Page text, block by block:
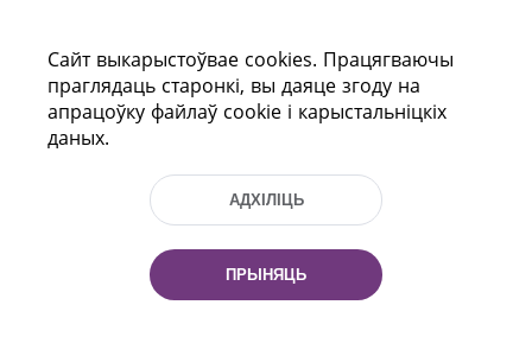
г. Мiнск, Рэспубліка Беларусь, 220114
Тэл.: (+375 17) 368 37 37, Факс: (+375 17)
Эл. пошта: inbox@nlb.by
Сайт выкарыстоўвае cookies. Працягваючы
праглядаць старонкі, вы даяце згоду на
апрацоўку файлаў cookie і карыстальніцкіх
даных.
АДХІЛІЦЬ
ПРЫНЯЦЬ